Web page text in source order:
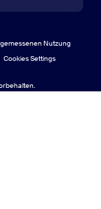
Center
technische Inhalte
Nutzung
Cookies Settings